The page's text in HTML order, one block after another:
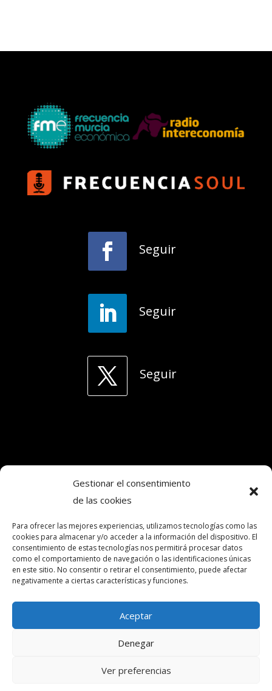
Gestionar el consentimiento
de las cookies
Para ofrecer las mejores experiencias, utilizamos tecnologías como las
cookies para almacenar y/o acceder a la información del dispositivo. El
consentimiento de estas tecnologías nos permitirá procesar datos
como el comportamiento de navegación o las identificaciones únicas
en este sitio. No consentir o retirar el consentimiento, puede afectar
negativamente a ciertas características y funciones.
Aceptar
Denegar
Ver preferencias
Seguir
Seguir
Seguir
Copyright © 2024. Todos los derechos
reservados.Frecuencia Murcia Económica.
intereconomia@frecuenciamurcia.es
Política de privacidad
Política de cookies (UE)
Contactar